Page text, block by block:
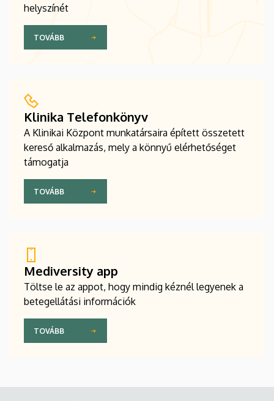
helyszínét
TOVÁBB
Klinika Telefonkönyv
A Klinikai Központ munkatársaira épített összetett
kereső alkalmazás, mely a könnyű elérhetőséget
támogatja
TOVÁBB
Mediversity app
Töltse le az appot, hogy mindig kéznél legyenek a
betegellátási információk
TOVÁBB